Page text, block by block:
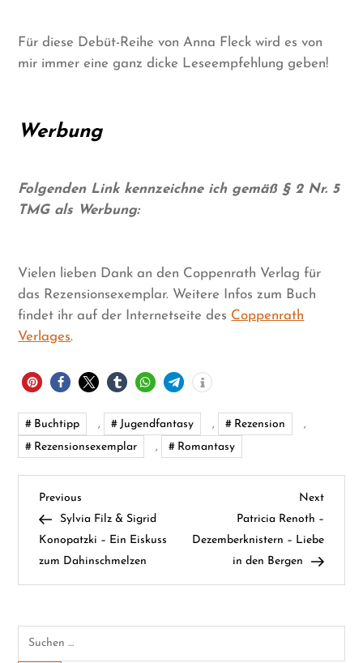
Für diese Debüt-Reihe von Anna Fleck wird es von
mir immer eine ganz dicke Leseempfehlung geben!
Werbung
Folgenden Link kennzeichne ich gemäß § 2 Nr. 5
TMG als Werbung:
Vielen lieben Dank an den Coppenrath Verlag für
das Rezensionsexemplar. Weitere Infos zum Buch
findet ihr auf der Internetseite des Coppenrath
Verlages.
Buchtipp , Jugendfantasy , Rezension
,
Rezensionsexemplar
, Romantasy
B
e
r
Previous
Post
Previous
Sylvia Filz & Sigrid
Konopatzki – Ein Eiskuss
zum Dahinschmelzen
Next
Post
Next
Patricia Renoth –
Dezemberknistern – Liebe
in den Bergen
Suchen